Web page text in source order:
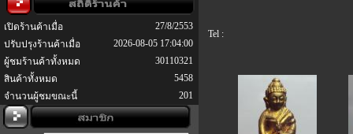
เปิดร้านค้าเมื่อ
27/8/2553
ปรับปรุงร้านค้าเมื่อ
2026-08-05 17:04:00
ผู้ชมร้านค้าทั้งหมด
30110321
สินค้าทั้งหมด
5458
จำนวนผู้ชมขณะนี้
201
Tel :